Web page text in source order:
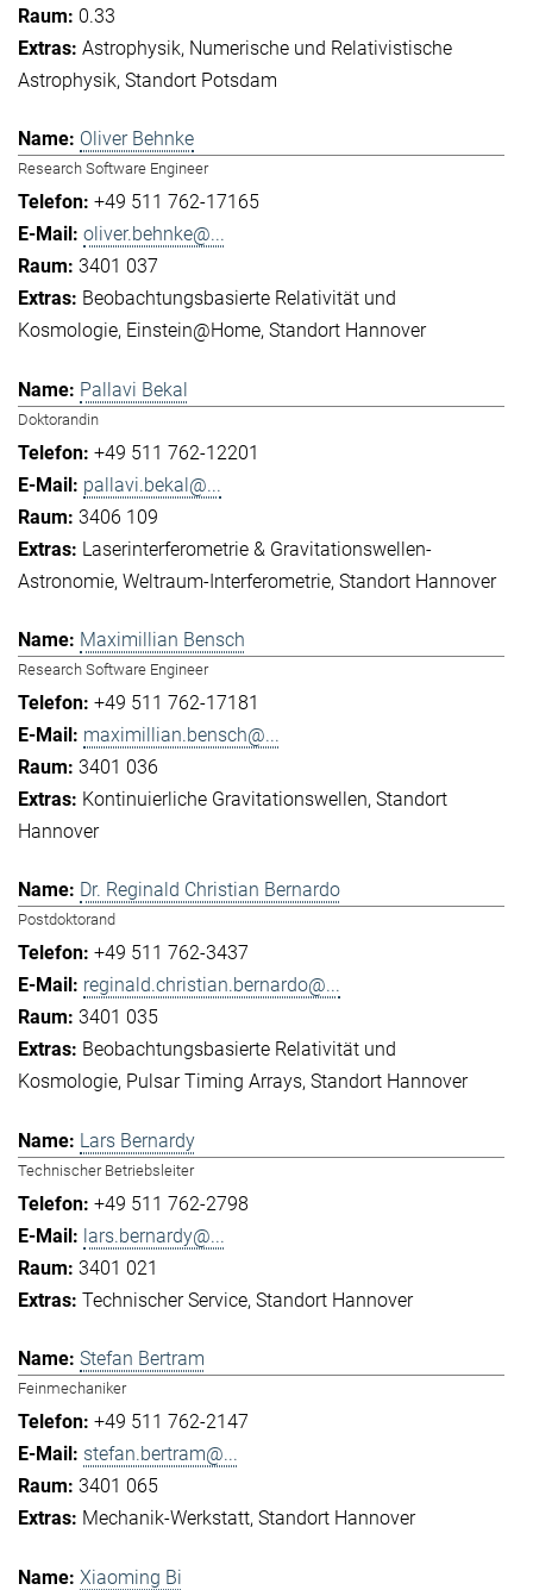
0.33
Astrophysik Numerische und Relativistische
Astrophysik Standort Potsdam
Oliver Behnke
Research Software Engineer
+49 511 762-17165
oliver.behnke@...
3401 037
Beobachtungsbasierte Relativität und
Kosmologie Einstein@Home Standort Hannover
Pallavi Bekal
Doktorandin
+49 511 762-12201
pallavi.bekal@...
3406 109
Laserinterferometrie & Gravitationswellen-
Astronomie Weltraum-Interferometrie Standort Hannover
Maximillian Bensch
Research Software Engineer
+49 511 762-17181
maximillian.bensch@...
3401 036
Kontinuierliche Gravitationswellen Standort
Hannover
Dr. Reginald Christian Bernardo
Postdoktorand
+49 511 762-3437
reginald.christian.bernardo@...
3401 035
Beobachtungsbasierte Relativität und
Kosmologie Pulsar Timing Arrays Standort Hannover
Lars Bernardy
Technischer Betriebsleiter
+49 511 762-2798
lars.bernardy@...
3401 021
Technischer Service Standort Hannover
Stefan Bertram
Feinmechaniker
+49 511 762-2147
stefan.bertram@...
3401 065
Mechanik-Werkstatt Standort Hannover
Xiaoming Bi